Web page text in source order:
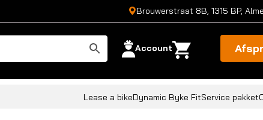
Brouwerstraat 8B, 1315 BP,
Account
Lease a bikeDynamic Byke FitService pakket